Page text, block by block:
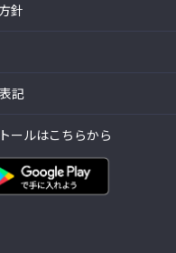
針
記
ールはこちらから